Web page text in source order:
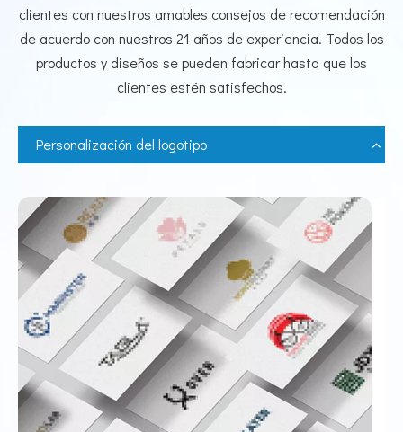
clientes con nuestros amables consejos de recomendación
de acuerdo con nuestros 21 años de experiencia. Todos los
productos y diseños se pueden fabricar hasta que los
clientes estén satisfechos.
Personalización del logotipo